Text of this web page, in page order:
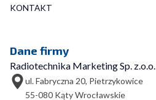
KONTAKT
Dane firmy
Radiotechnika Marketing Sp. z.o.o.
ul. Fabryczna 20, Pietrzykowice
55-080 Kąty Wrocławskie